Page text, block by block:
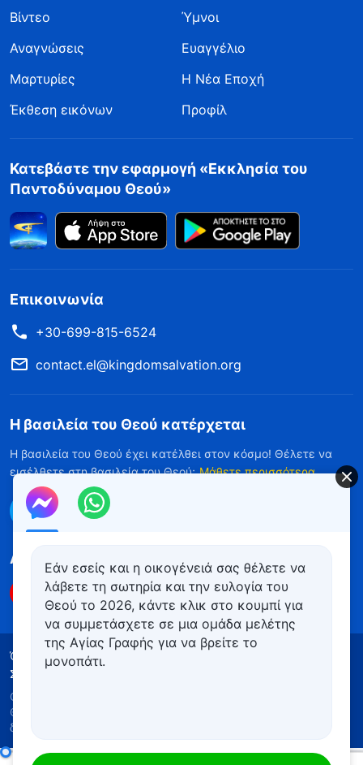
Βίντεο
Ύμνοι
Αναγνώσεις
Ευαγγέλιο
Μαρτυρίες
Η Νέα Εποχή
Έκθεση εικόνων
Προφίλ
Κατεβάστε την εφαρμογή «Εκκλησία του
Παντοδύναμου Θεού»
Επικοινωνία
+30-699-815-6524
contact.el@kingdomsalvation.org
Η βασιλεία του Θεού κατέρχεται
Η βασιλεία του Θεού έχει κατέλθει στον κόσμο! Θέλετε να
εισέλθετε στη βασιλεία του Θεού; Μάθετε περισσότερα
Επικοινωνήστε μαζί μας μέσω Messenger
Ακολουθήστε μας
Όροι Χρήσης
Πολιτική απορρήτου
Συντελεστές
Copyright © 2026
Θεού
δικαιώματος.
Εάν εσείς και η οικογένειά σας θέλετε να
λάβετε τη σωτηρία και την ευλογία του
Θεού το 2026, κάντε κλικ στο κουμπί για
να συμμετάσχετε σε μια ομάδα μελέτης
της Αγίας Γραφής για να βρείτε το
μονοπάτι.